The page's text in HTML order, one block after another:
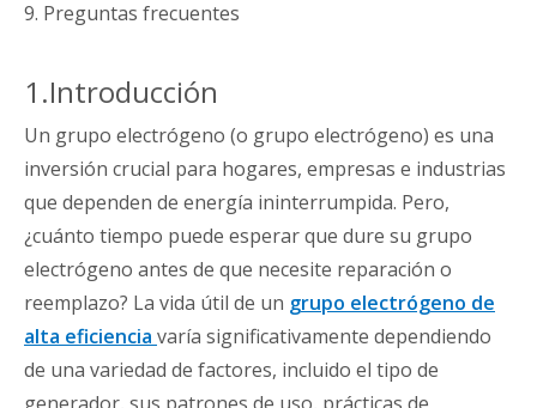
9. Preguntas frecuentes
1.Introducción
Un grupo electrógeno (o grupo electrógeno) es una
inversión crucial para hogares, empresas e industrias
que dependen de energía ininterrumpida. Pero,
¿cuánto tiempo puede esperar que dure su grupo
electrógeno antes de que necesite reparación o
reemplazo? La vida útil de un grupo electrógeno de
alta eficiencia varía significativamente dependiendo
de una variedad de factores, incluido el tipo de